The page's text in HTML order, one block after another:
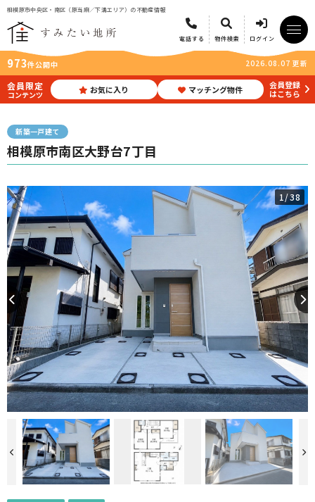
相模原市中央区・南区（原当麻／下溝エリア）の不動産情報
電話する 物件検索 ログイン
973件公開中 2026.08.07 更新
会員限定
コンテンツ お気に入り マッチング物件
会員登録
はこちら
新築一戸建て
相模原市南区大野台7丁目
1/38